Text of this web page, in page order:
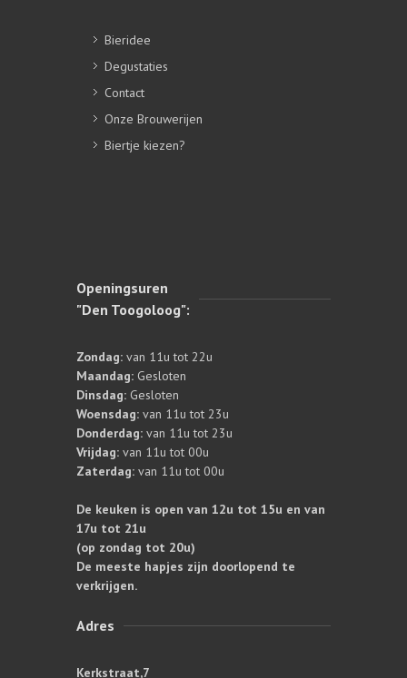
Bieridee
Degustaties
Contact
Onze Brouwerijen
Biertje kiezen?
Openingsuren
"Den Toogoloog":
Zondag: van 11u tot 22u
Maandag: Gesloten
Dinsdag: Gesloten
Woensdag: van 11u tot 23u
Donderdag: van 11u tot 23u
Vrijdag: van 11u tot 00u
Zaterdag: van 11u tot 00u
De keuken is open van 12u tot 15u en van
17u tot 21u
(op zondag tot 20u)
De meeste hapjes zijn doorlopend te
verkrijgen.
Adres
Kerkstraat,7